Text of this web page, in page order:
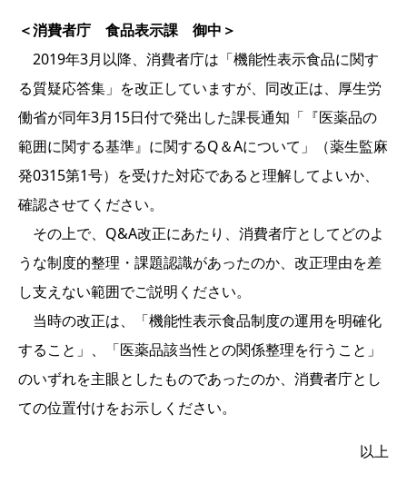
＜消費者庁 食品表示課 御中＞
2019年3月以降、消費者庁は「機能性表示食品に関す
る質疑応答集」を改正していますが、同改正は、厚生労
働省が同年3月15日付で発出した課長通知「『医薬品の
範囲に関する基準』に関するQ＆Aについて」（薬生監麻
発0315第1号）を受けた対応であると理解してよいか、
確認させてください。
その上で、Q&A改正にあたり、消費者庁としてどのよ
うな制度的整理・課題認識があったのか、改正理由を差
し支えない範囲でご説明ください。
当時の改正は、「機能性表示食品制度の運用を明確化
すること」、「医薬品該当性との関係整理を行うこと」
のいずれを主眼としたものであったのか、消費者庁とし
ての位置付けをお示しください。
以上